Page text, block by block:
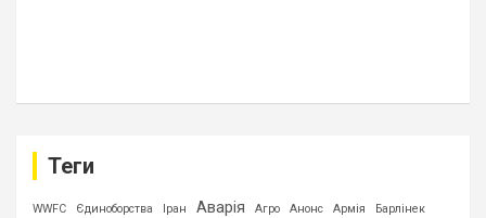
Теги
WWFC Єдиноборства Іран Аварія Агро Анонс Армія Барлінек